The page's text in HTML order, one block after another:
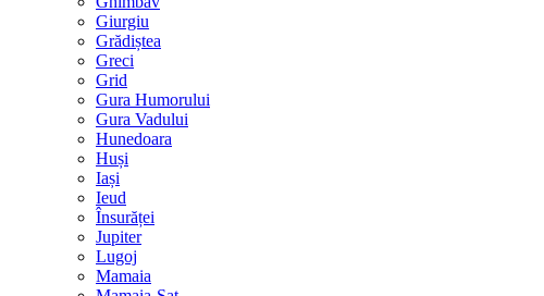
Giurgiu
Grădiștea
Greci
Grid
Gura Humorului
Gura Vadului
Hunedoara
Huși
Iași
Ieud
Însurăței
Jupiter
Lugoj
Mamaia